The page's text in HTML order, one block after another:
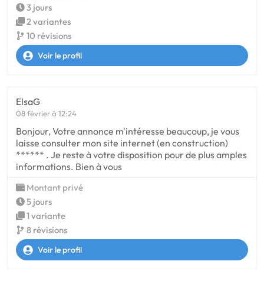
3 jours
2 variantes
10 révisions
Voir le profil
ElsaG
08 février à 12:24
Bonjour, Votre annonce m'intéresse beaucoup, je vous
laisse consulter mon site internet (en construction)
****** . Je reste à votre disposition pour de plus amples
informations. Bien à vous
Montant privé
5 jours
1 variante
8 révisions
Voir le profil